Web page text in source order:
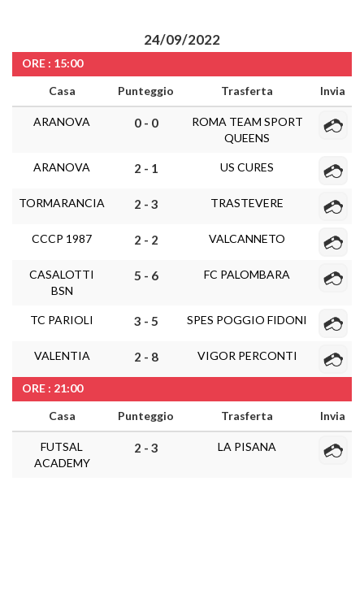
24/09/2022
ORE : 15:00
Casa
Punteggio Trasferta Invia
ARANOVA 0 - 0
ROMA TEAM SPORT
QUEENS
ARANOVA 2 - 1 US CURES
TORMARANCIA 2 - 3 TRASTEVERE
CCCP 1987 2 - 2 VALCANNETO
CASALOTTI
BSN
5 - 6 FC PALOMBARA
TC PARIOLI 3 - 5 SPES POGGIO FIDONI
VALENTIA 2 - 8 VIGOR PERCONTI
ORE : 21:00
Casa
Punteggio Trasferta Invia
FUTSAL
ACADEMY
2 - 3 LA PISANA